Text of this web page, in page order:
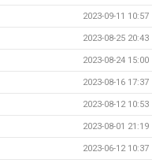
2023-09-11 10:57
2023-08-25 20:43
2023-08-24 15:00
2023-08-16 17:37
2023-08-12 10:53
2023-08-01 21:19
2023-06-12 10:37